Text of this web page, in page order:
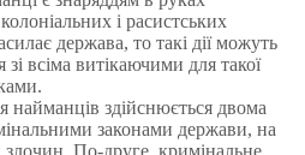
і расистських
держава, то такі дії можуть
зі всіма витікаючими для такої
найманців здійснюється двома
законами держави, на
злочин. По-друге, кримінальне